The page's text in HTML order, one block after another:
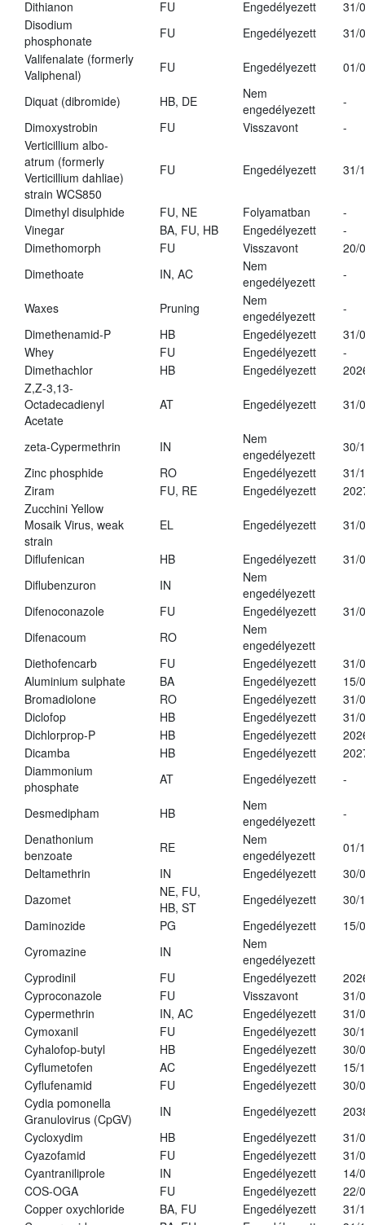
Dithianon
FU Engedélyezett
31/
Disodium
phosphonate
FU Engedélyezett
31/
Valifenalate (formerly
Valiphenal)
FU Engedélyezett 01/
Diquat (dibromide) HB, DE
Nem
engedélyezett
-
Dimoxystrobin
FU Visszavont
-
Verticillium albo-
atrum (formerly
Verticillium dahliae)
strain WCS850
FU Engedélyezett 31/
Dimethyl disulphide FU, NE Folyamatban
-
Vinegar
BA, FU, HB Engedélyezett
-
Dimethomorph
FU Visszavont
20/
Dimethoate
IN, AC
Nem
engedélyezett
-
Waxes Pruning
Nem
engedélyezett
-
Dimethenamid-P
HB Engedélyezett
31/
Whey
FU Engedélyezett
-
Dimethachlor
HB Engedélyezett
Z,Z-3,13-
Octadecadienyl
Acetate
AT Engedélyezett 31/
zeta-Cypermethrin IN
Nem
engedélyezett
30/
Zinc phosphide
RO Engedélyezett
31/
Ziram
FU, RE Engedélyezett
Zucchini Yellow
Mosaik Virus, weak
strain
EL Engedélyezett 31/
Diflufenican HB Engedélyezett
31/
Diflubenzuron
IN
Nem
engedélyezett
Difenoconazole
FU Engedélyezett
31/
Difenacoum
RO
Nem
engedélyezett
Diethofencarb
FU Engedélyezett
31/
Aluminium sulphate
BA Engedélyezett
15/
Bromadiolone
RO Engedélyezett
31/
Diclofop
HB Engedélyezett
31/
Dichlorprop-P
HB Engedélyezett
Dicamba
HB Engedélyezett
Diammonium
phosphate
AT Engedélyezett -
Desmedipham HB
Nem
engedélyezett
-
Denathonium
benzoate
RE
Nem
engedélyezett
01/
Deltamethrin
IN Engedélyezett
30/
Dazomet
NE, FU,
HB, ST
Engedélyezett
30/
Daminozide
PG Engedélyezett
15/
Cyromazine
IN
Nem
engedélyezett
Cyprodinil
FU Engedélyezett
Cyproconazole
FU Visszavont
31/
Cypermethrin
IN, AC Engedélyezett
31/
Cymoxanil
FU Engedélyezett
30/
Cyhalofop-butyl
HB Engedélyezett
30/
Cyflumetofen
AC Engedélyezett
15/
Cyflufenamid
FU Engedélyezett
30/
Cydia pomonella
Granulovirus (CpGV)
IN Engedélyezett
Cycloxydim
HB Engedélyezett
31/
Cyazofamid
FU Engedélyezett
31/
Cyantraniliprole
IN Engedélyezett
14/
COS-OGA
FU Engedélyezett
22/
Copper oxychloride
BA, FU Engedélyezett
31/